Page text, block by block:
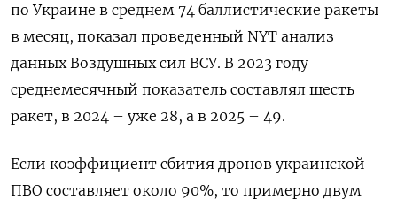
по Украине в среднем 74 баллистические ракеты
в месяц, показал проведенный NYT анализ
данных Воздушных сил ВСУ. В 2023 году
среднемесячный показатель составлял шесть
ракет, в 2024 – уже 28, а в 2025 – 49.
Если коэффициент сбития дронов украинской
ПВО составляет около 90%, то примерно двум